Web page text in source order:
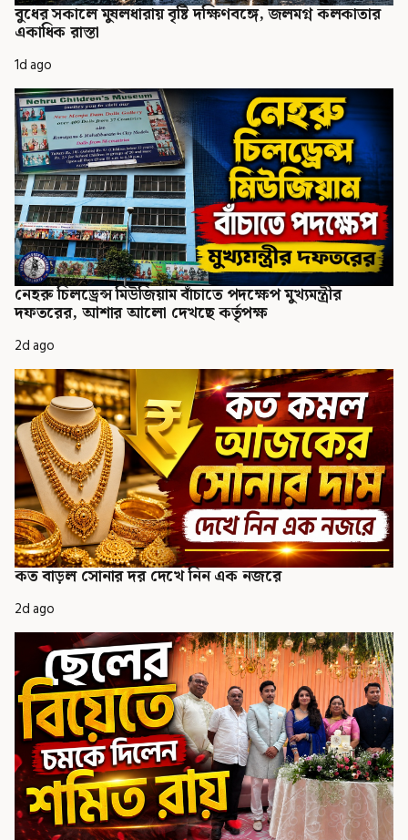
বুধের সকালে মুষলধারায় বৃষ্টি দক্ষিণবঙ্গে, জলমগ্ন কলকাতার
একাধিক রাস্তা
1d ago
নেহরু চিলড্রেন্স মিউজিয়াম বাঁচাতে পদক্ষেপ মুখ্যমন্ত্রীর
দফতরের, আশার আলো দেখছে কর্তৃপক্ষ
2d ago
কত বাড়ল সোনার দর দেখে নিন এক নজরে
2d ago